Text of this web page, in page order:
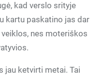
kad verslo srityje
kartu paskatino jas dar
nes moteriškos
jau ketvirti metai. Tai